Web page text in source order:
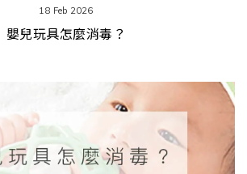
18 Feb 2026
嬰兒玩具怎麼消毒？